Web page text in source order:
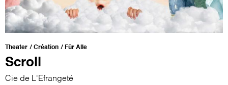
Theater Création Für Alle
Scroll
Cie de L'Efrangeté